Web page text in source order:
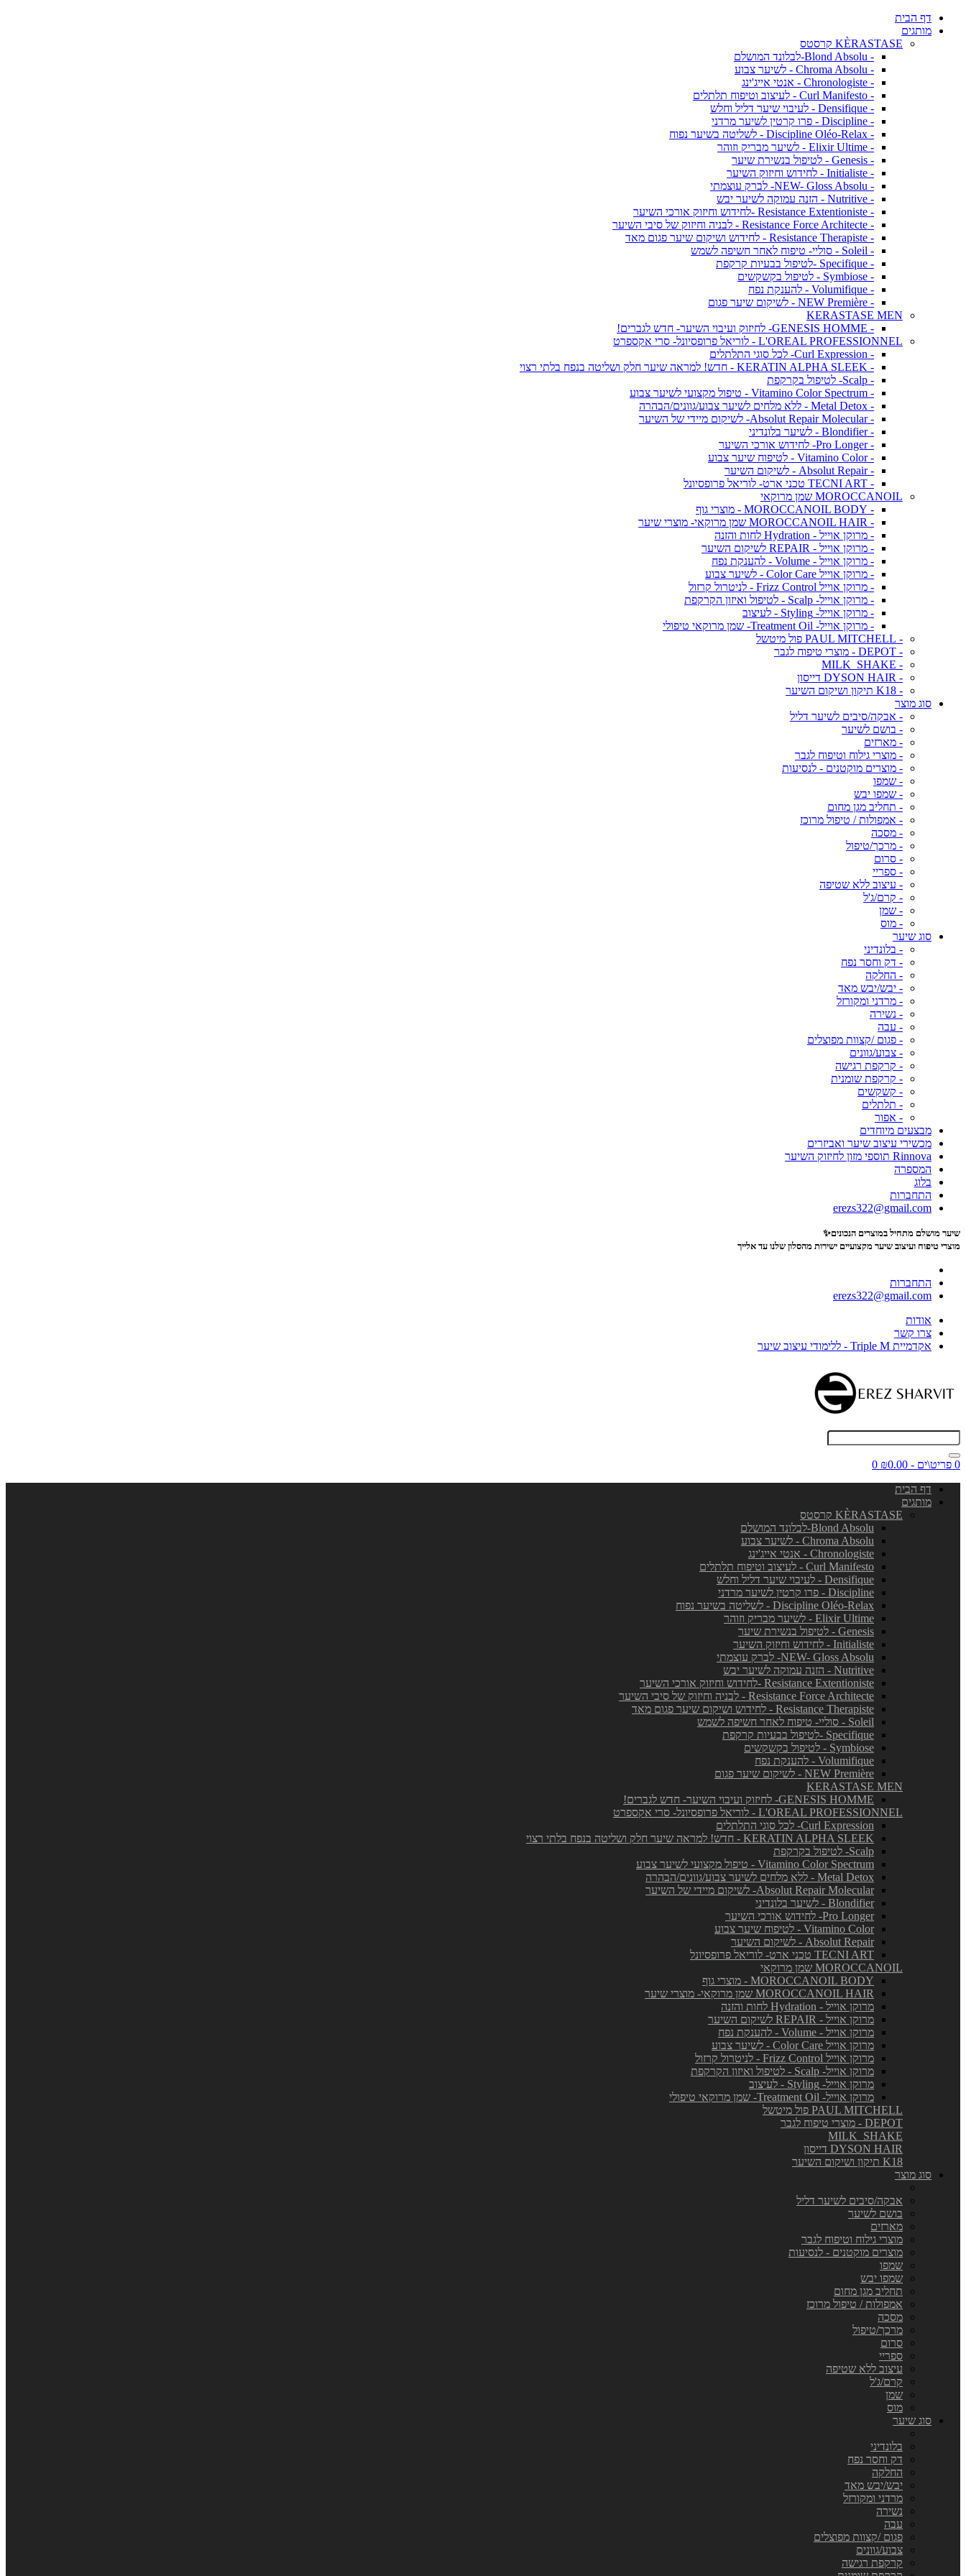
דף הבית
מותגים
KÈRASTASE קרסטס
- Blond Absolu-לבלונד המושלם
- Chroma Absolu - לשיער צבוע
- Chronologiste - אנטי אייג'ינג
- Curl Manifesto - לעיצוב וטיפוח תלתלים
- Densifique - לעיבוי שיער דליל וחלש
- Discipline - פרו קרטין לשיער מרדני
- Discipline Oléo-Relax - לשליטה בשיער נפוח
- Elixir Ultime - לשיער מבריק וזוהר
- Genesis - לטיפול בנשירת שיער
- Initialiste - לחידוש וחיזוק השיער
- NEW- Gloss Absolu- לברק עוצמתי
- Nutritive - הזנה עמוקה לשיער יבש
- Resistance Extentioniste -לחידוש וחיזוק אורכי השיער
- Resistance Force Architecte - לבניה וחיזוק של סיבי השיער
- Resistance Therapiste - לחידוש ושיקום שיער פגום מאד
- Soleil - סוליי- טיפוח לאחר חשיפה לשמש
- Specifique -לטיפול בבעיות קרקפת
- Symbiose - לטיפול בקשקשים
- Volumifique - להענקת נפח
- NEW Première - לשיקום שיער פגום
KERASTASE MEN
- GENESIS HOMME- לחיזוק ועיבוי השיער- חדש לגברים!
L'OREAL PROFESSIONNEL - לוריאל פרופסיונל- סרי אקספרט
- Curl Expression- לכל סוגי התלתלים
- KERATIN ALPHA SLEEK - חדש! למראה שיער חלק ושליטה בנפח בלתי רצוי
- Scalp- לטיפול בקרקפת
- Vitamino Color Spectrum - טיפול מקצועי לשיער צבוע
- Metal Detox - ללא מלחים לשיער צבוע/גוונים/הבהרה
- Absolut Repair Molecular- לשיקום מיידי של השיער
- Blondifier - לשיער בלונדיני
- Pro Longer- לחידוש אורכי השיער
- Vitamino Color - לטיפוח שיער צבוע
- Absolut Repair - לשיקום השיער
- TECNI ART טכני ארט- לוריאל פרופסיונל
MOROCCANOIL שמן מרוקאי
- MOROCCANOIL BODY - מוצרי גוף
- MOROCCANOIL HAIR שמן מרוקאי- מוצרי שיער
- מרוקן אוייל - Hydration לחות והזנה
- מרוקן אוייל - REPAIR לשיקום השיער
- מרוקן אוייל - Volume - להענקת נפח
- מרוקן אוייל Color Care - לשיער צבוע
- מרוקן אוייל Frizz Control - לניטרול קרזול
- מרוקן אוייל- Scalp - לטיפול ואיזון הקרקפת
- מרוקן אוייל- Styling - לעיצוב
- מרוקן אוייל- Treatment Oil- שמן מרוקאי טיפולי
- PAUL MITCHELL פול מיטשל
- DEPOT - מוצרי טיפוח לגבר
- MILK_SHAKE
- DYSON HAIR דייסון
- K18 תיקון ושיקום השיער
סוג מוצר
- אבקה/סיבים לשיער דליל
- בושם לשיער
- מארזים
- מוצרי גילוח וטיפוח לגבר
- מוצרים מוקטנים - לנסיעות
- שמפו
- שמפו יבש
- תחליב מגן מחום
- אמפולות / טיפול מרוכז
- מסכה
- מרכך/טיפול
- סרום
- ספריי
- עיצוב ללא שטיפה
- קרם/ג'ל
- שמן
- מוס
סוג שיער
- בלונדיני
- דק וחסר נפח
- החלקה
- יבש/יבש מאד
- מרדני ומקורזל
- נשירה
- עבה
- פגום /קצוות מפוצלים
- צבוע/גוונים
- קרקפת רגישה
- קרקפת שומנית
- קשקשים
- תלתלים
- אפור
מבצעים מיוחדים
מכשירי עיצוב שיער ואביזרים
Rinnova תוספי מזון לחיזוק השיער
המספרה
בלוג
התחברות
erezs322@gmail.com
שיער מושלם מתחיל במוצרים הנכונים✨
מוצרי טיפוח ועיצוב שיער מקצועיים ישירות מהסלון שלנו עד אלייך
התחברות
erezs322@gmail.com
אודות
צרו קשר
אקדמיית Triple M - ללימודי עיצוב שיער
0 פריט\ים - ₪0.00
0
דף הבית
מותגים
KÈRASTASE קרסטס
Blond Absolu-לבלונד המושלם
Chroma Absolu - לשיער צבוע
Chronologiste - אנטי אייג'ינג
Curl Manifesto - לעיצוב וטיפוח תלתלים
Densifique - לעיבוי שיער דליל וחלש
Discipline - פרו קרטין לשיער מרדני
Discipline Oléo-Relax - לשליטה בשיער נפוח
Elixir Ultime - לשיער מבריק וזוהר
Genesis - לטיפול בנשירת שיער
Initialiste - לחידוש וחיזוק השיער
NEW- Gloss Absolu- לברק עוצמתי
Nutritive - הזנה עמוקה לשיער יבש
Resistance Extentioniste -לחידוש וחיזוק אורכי השיער
Resistance Force Architecte - לבניה וחיזוק של סיבי השיער
Resistance Therapiste - לחידוש ושיקום שיער פגום מאד
Soleil - סוליי- טיפוח לאחר חשיפה לשמש
Specifique -לטיפול בבעיות קרקפת
Symbiose - לטיפול בקשקשים
Volumifique - להענקת נפח
NEW Première - לשיקום שיער פגום
KERASTASE MEN
GENESIS HOMME- לחיזוק ועיבוי השיער- חדש לגברים!
L'OREAL PROFESSIONNEL - לוריאל פרופסיונל- סרי אקספרט
Curl Expression- לכל סוגי התלתלים
KERATIN ALPHA SLEEK - חדש! למראה שיער חלק ושליטה בנפח בלתי רצוי
Scalp- לטיפול בקרקפת
Vitamino Color Spectrum - טיפול מקצועי לשיער צבוע
Metal Detox - ללא מלחים לשיער צבוע/גוונים/הבהרה
Absolut Repair Molecular- לשיקום מיידי של השיער
Blondifier - לשיער בלונדיני
Pro Longer- לחידוש אורכי השיער
Vitamino Color - לטיפוח שיער צבוע
Absolut Repair - לשיקום השיער
TECNI ART טכני ארט- לוריאל פרופסיונל
MOROCCANOIL שמן מרוקאי
MOROCCANOIL BODY - מוצרי גוף
MOROCCANOIL HAIR שמן מרוקאי- מוצרי שיער
מרוקן אוייל - Hydration לחות והזנה
מרוקן אוייל - REPAIR לשיקום השיער
מרוקן אוייל - Volume - להענקת נפח
מרוקן אוייל Color Care - לשיער צבוע
מרוקן אוייל Frizz Control - לניטרול קרזול
מרוקן אוייל- Scalp - לטיפול ואיזון הקרקפת
מרוקן אוייל- Styling - לעיצוב
מרוקן אוייל- Treatment Oil- שמן מרוקאי טיפולי
PAUL MITCHELL פול מיטשל
DEPOT - מוצרי טיפוח לגבר
MILK_SHAKE
DYSON HAIR דייסון
K18 תיקון ושיקום השיער
סוג מוצר
אבקה/סיבים לשיער דליל
בושם לשיער
מארזים
מוצרי גילוח וטיפוח לגבר
מוצרים מוקטנים - לנסיעות
שמפו
שמפו יבש
תחליב מגן מחום
אמפולות / טיפול מרוכז
מסכה
מרכך/טיפול
סרום
ספריי
עיצוב ללא שטיפה
קרם/ג'ל
שמן
מוס
סוג שיער
בלונדיני
דק וחסר נפח
החלקה
יבש/יבש מאד
מרדני ומקורזל
נשירה
עבה
פגום /קצוות מפוצלים
צבוע/גוונים
קרקפת רגישה